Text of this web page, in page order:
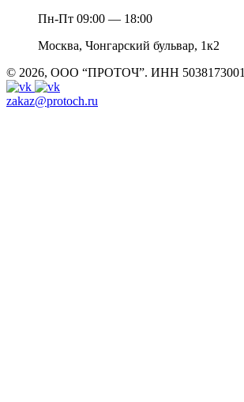
Пн-Пт 09:00 — 18:00
Москва, Чонгарский бульвар, 1к2
© 2026, ООО “ПРОТОЧ”. ИНН 5038173001
zakaz@protoch.ru